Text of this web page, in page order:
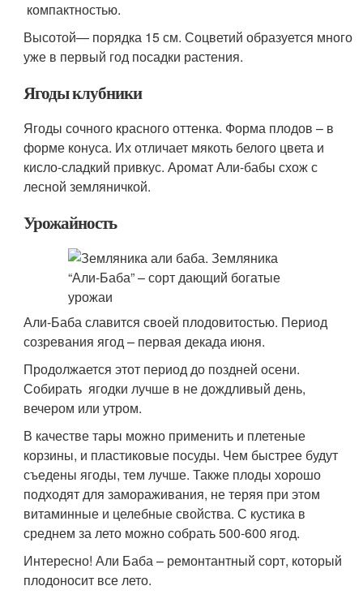
компактностью.
Высотой— порядка 15 см. Соцветий образуется много
уже в первый год посадки растения.
Ягоды клубники
Ягоды сочного красного оттенка. Форма плодов – в
форме конуса. Их отличает мякоть белого цвета и
кисло-сладкий привкус. Аромат Али-бабы схож с
лесной земляничкой.
Урожайность
Али-Баба славится своей плодовитостью. Период
созревания ягод – первая декада июня.
Продолжается этот период до поздней осени.
Собирать ягодки лучше в не дождливый день,
вечером или утром.
В качестве тары можно применить и плетеные
корзины, и пластиковые посуды. Чем быстрее будут
съедены ягоды, тем лучше. Также плоды хорошо
подходят для замораживания, не теряя при этом
витаминные и целебные свойства. С кустика в
среднем за лето можно собрать 500-600 ягод.
Интересно! Али Баба – ремонтантный сорт, который
плодоносит все лето.